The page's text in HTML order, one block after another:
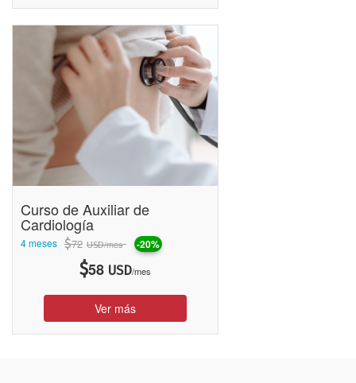
• Newsletters para cada área de enseñanza
•Índice de Satisfacción de más del 98%.
• Índice de Alumnos que consideran el material educativo bueno
y/o muy bueno del 92%
• Carga horaria de 15 a 240 hs en Cursos en múltiples Áreas de
Enseñanza
Más de 200 Cursos Online
• Atención Online 7 días de la semana.
•Miles de Alumnos en toda Latinoamérica con presencia en
4 países Argentina, Chile, México y Perú.
• Certificado digital con criptografía de 256 bits en las
transacciones de pago.
Curso de Auxiliar de
Cardiología
4 meses $72 USD/mes -20%
$58 USD/mes
Ver más